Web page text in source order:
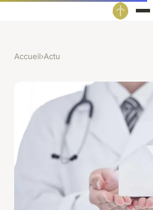
Accueil›Actu